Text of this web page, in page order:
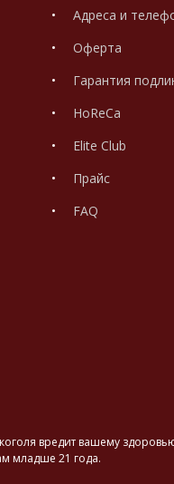
Адреса и
Оферта
Гарантия
HoReCa
Elite Club
Прайс
FAQ
вредит вашему
младше 21 года.